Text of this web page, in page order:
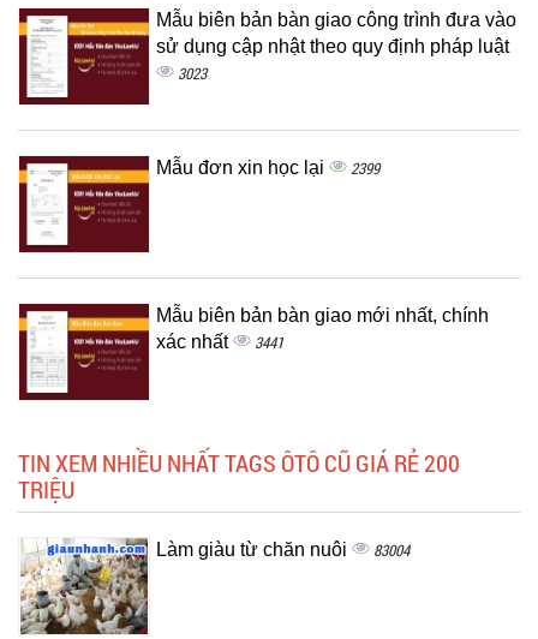
Mẫu biên bản bàn giao công trình đưa vào
sử dụng cập nhật theo quy định pháp luật
3023
Mẫu đơn xin học lại 2399
Mẫu biên bản bàn giao mới nhất, chính
xác nhất
3441
TIN XEM NHIỀU NHẤT TAGS ÔTÔ CŨ GIÁ RẺ 200
TRIỆU
Làm giàu từ chăn nuôi 83004